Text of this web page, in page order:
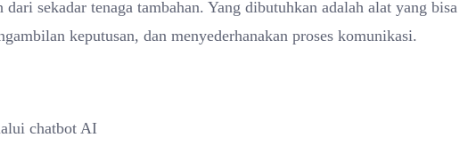
sekadar tenaga tambahan. Yang dibutuhkan adalah alat yang bisa
keputusan, dan menyederhanakan proses komunikasi.
chatbot AI